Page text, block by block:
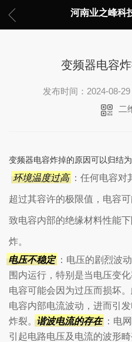
河南业之峰科
变频器电容
发布时间：2024-08-29
二
变频器电容炸掉的原因可以归结
环境温度过高 ：任何电容对
超过其容许的极限值，电容
致电容内部的绝缘材料性能
炸。
电压不稳定 ：电压的剧烈波
围内运行，特别是当电压变
电容可能会因为过压而损坏
电容内部电流波动，进而引
炸裂。 谐波电流的存在 ：电
引起电路电压及电流的波形